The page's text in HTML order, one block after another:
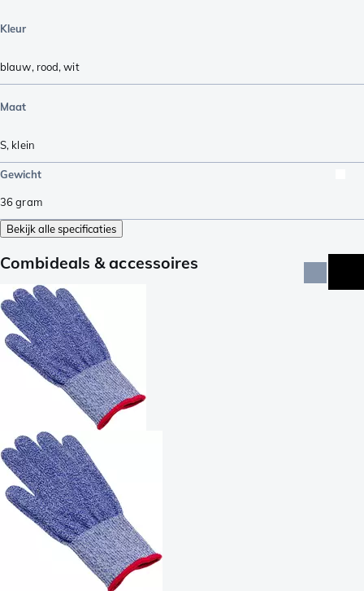
Kleur
blauw, rood,wit
Maat
S, klein
Gewicht
36gram
Bekijk alle specificaties
Combideals & accessoires